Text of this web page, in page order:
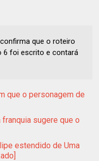
que o roteiro
6 foi escrito e contará
que o personagem de
sugere que o
estendido de Uma